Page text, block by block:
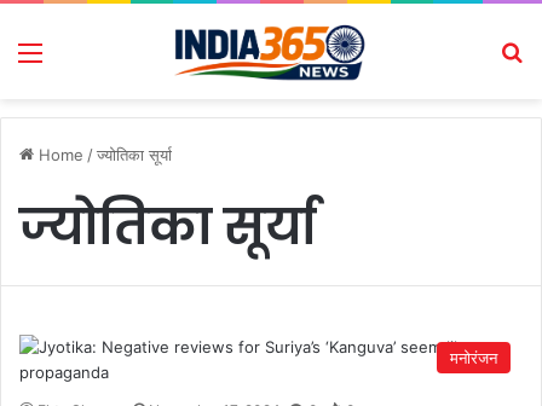
Menu
Home /ज्योतिका सूर्या
ज्योतिका सूर्या
मनोरंजन